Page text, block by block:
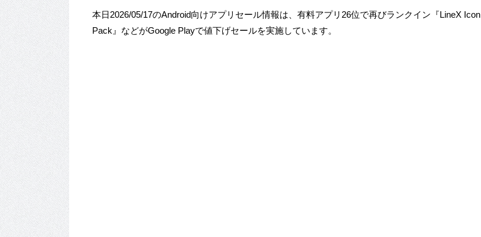
本日2026/05/17のAndroid向けアプリセール情報は、有料アプリ26位で再びランクイン『LineX Icon
Pack』などがGoogle Playで値下げセールを実施しています。